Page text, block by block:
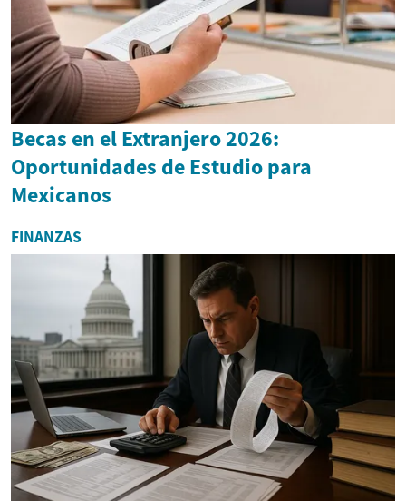
Becas en el Extranjero 2026:
Oportunidades de Estudio para
Mexicanos
FINANZAS